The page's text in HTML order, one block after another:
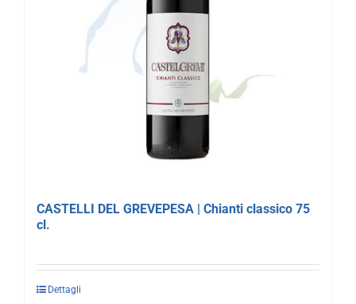
CASTELLI DEL GREVEPESA | Chianti classico 75
cl.
Dettagli